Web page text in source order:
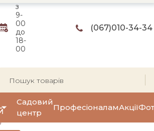
з
9-
00
до
18-
00
(067)010-34-34
Садовий
центр
ПрофесіоналамАкції
рослини